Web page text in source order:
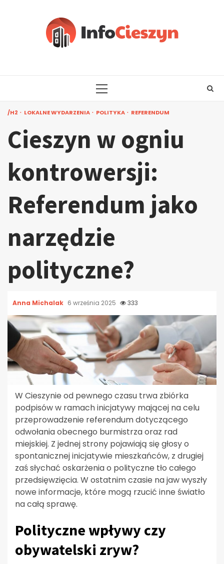
PRIMARY
/H2 LOKALNE WYDARZENIA POLITYKA REFERENDUM
Cieszyn w ogniu
kontrowersji:
Referendum jako
narzędzie
polityczne?
Anna Michalak 6 września 2025 333
W Cieszynie od pewnego czasu trwa zbiórka
podpisów w ramach inicjatywy mającej na celu
przeprowadzenie referendum dotyczącego
odwołania obecnego burmistrza oraz rad
miejskiej. Z jednej strony pojawiają się głosy o
spontanicznej inicjatywie mieszkańców, z drugiej
zaś słychać oskarżenia o polityczne tło całego
przedsięwzięcia. W ostatnim czasie na jaw wyszły
nowe informacje, które mogą rzucić inne światło
na całą sprawę.
Polityczne wpływy czy
obywatelski zryw?